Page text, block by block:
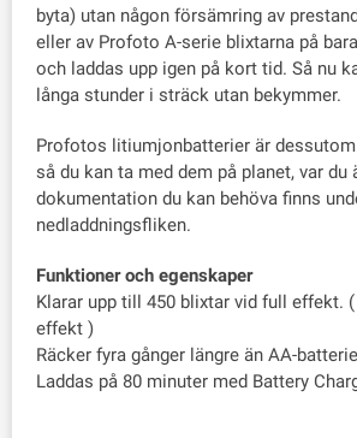
byta) utan någon försämring av
eller av Profoto A-serie blixtarna på
och laddas upp igen på kort tid. Så nu
långa stunder i sträck utan bekymmer.
Profotos litiumjonbatterier är
så du kan ta med dem på planet, var du
dokumentation du kan behöva finns
nedladdningsfliken.
Funktioner och egenskaper
Klarar upp till 450 blixtar vid full effekt.
effekt )
Räcker fyra gånger längre än AA-
Laddas på 80 minuter med Battery